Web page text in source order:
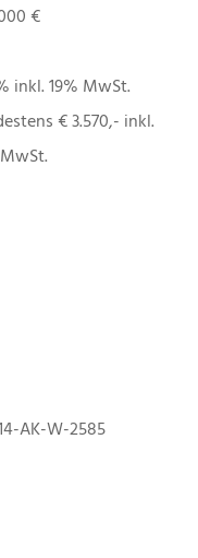
€
inkl. 19% MwSt.
€ 3.570,- inkl.
AK-W-2585